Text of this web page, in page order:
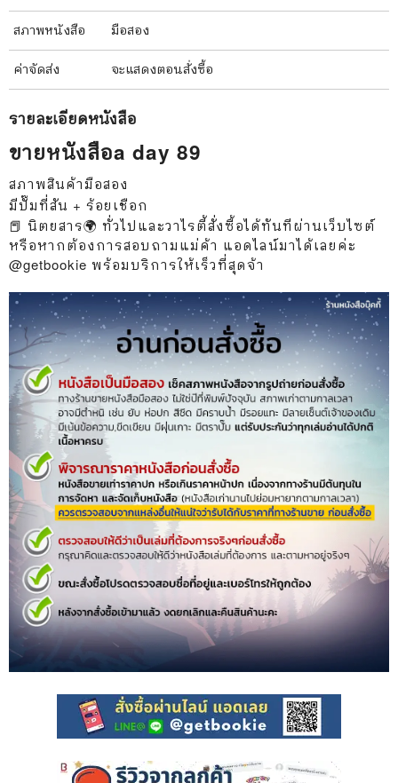
สภาพหนังสือ มือสอง
ค่าจัดส่ง จะแสดงตอนสั่งซื้อ
รายละเอียดหนังสือ
ขายหนังสือa day 89
สภาพสินค้ามือสอง
มีปั๊มที่สัน + ร้อยเชือก
📕 นิตยสาร🌍 ทั่วไปและวาไรตี้สั่งซื้อได้ทันทีผ่านเว็บไซต์
หรือหากต้องการสอบถามแม่ค้า แอดไลน์มาได้เลยค่ะ
@getbookie พร้อมบริการให้เร็วที่สุดจ้า